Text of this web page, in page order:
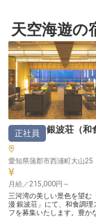
にしています。 美しい自然
れたこの場所で、訪れる皆
の思い出を提供できるよう
フ一同心を込めてサービス
ています。 お客様の笑顔が
の喜びであり、日々の業務
です。 細やかな気配りと真
めた対応で、お客様にとっ
れないひとときを創造して
ょう。 あなたの温かいおも
の心が、きっとお客様の旅
かなものにします。 ーー【安心し
て長く働ける環境と成長の
私たちは、スタッフが安心
働ける環境づくりに力を入
す。 年間休日146日、週休3
プライベートも充実させな
事に集中できる体制を整え
す。 また、単身者向けの社
完備しており、新しい場所
をしっかりサポート。 宿泊
務を通じて、お客様との出
切にし、自身の成長を実感
りがいのある仕事です。 経
天空海遊の
旬景浪漫 銀波荘 （和
正社員
愛知県蒲郡市西浦町大山25
月給／215,000円～
三河湾の美しい景色を望む
漫 銀波荘」にて、和食調理
フを募集いたします。豊か